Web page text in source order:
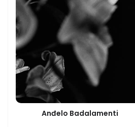
Anđelo Badalamenti